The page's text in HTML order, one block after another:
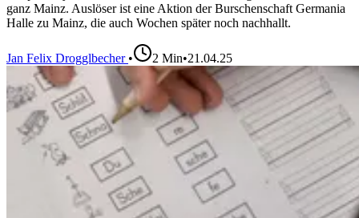
ganz Mainz. Auslöser ist eine Aktion der Burschenschaft Germania
Halle zu Mainz, die auch Wochen später noch nachhallt.
Jan Felix Drogglbecher • 2 Min•21.04.25